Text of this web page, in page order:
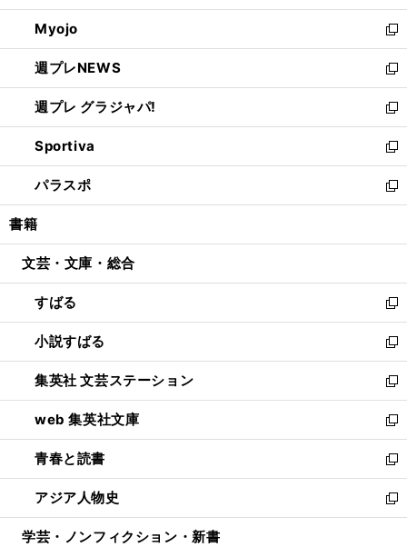
開
く
ウ
で
開
く
ン
ド
ウ
で
開
く
ウ
ィ
ン
ド
ウ
で
開
く
Myojo
新
し
い
ウ
ィ
ン
ド
ウ
で
開
週プレNEWS
新
し
い
ウ
ィ
ン
ド
ウ
開
週プレ グラジャパ!
新
し
い
ウ
ィ
ン
ウ
開
く
Sportiva
新
し
い
ウ
ン
ウ
で
開
く
パラスポ
新
し
ウ
ン
ド
ウ
で
開
く
書籍
文芸・文庫・総合
すばる
新
し
い
ウ
ィ
ン
ド
ウ
で
開
く
小説すばる
新
し
い
ウ
ィ
ン
ド
ウ
で
開
集英社 文芸ステーション
新
し
い
ウ
ィ
ン
ド
ウ
web 集英社文庫
新
し
い
ウ
ィ
ン
青春と読書
新
し
い
ウ
アジア人物史
新
し
学芸・ノンフィクション・新書